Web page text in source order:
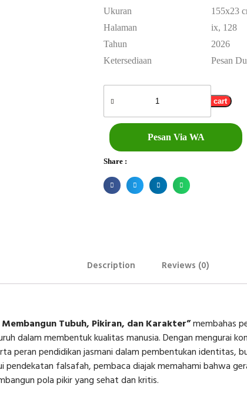
Ukuran
Halaman
Tahun
Ketersediaan
155x23
ix, 128
2026
Pesan
Add to cart
Pesan Via WA
Share :
Description Reviews (0)
Membangun Tubuh, Pikiran, dan Karakter”membahas
dalam membentuk kualitas manusia. Dengan mengurai
peran pendidikan jasmani dalam pembentukan identitas,
pendekatan falsafah, pembaca diajak memahami bahwa
pola pikir yang sehat dan kritis.